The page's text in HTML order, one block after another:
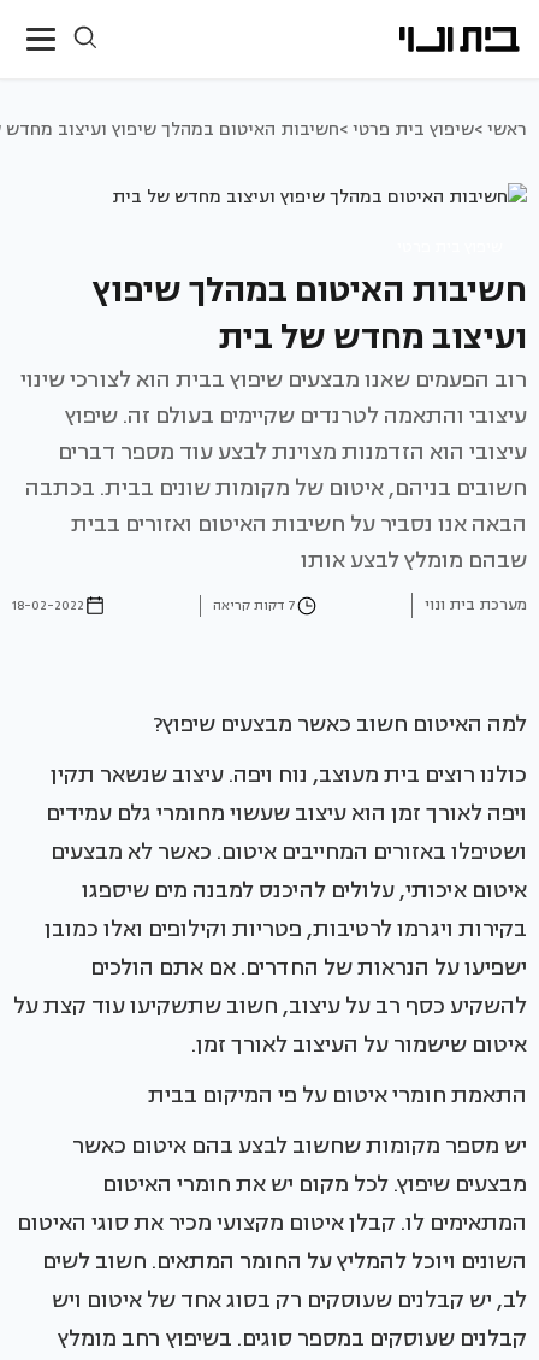
ראשי >שיפוץ בית פרטי >חשיבות האיטום במהלך שיפוץ ועיצוב
חשיבות האיטום במהלך שיפוץ
ועיצוב מחדש של בית
רוב הפעמים שאנו מבצעים שיפוץ בבית הוא לצורכי שינוי
עיצובי והתאמה לטרנדים שקיימים בעולם זה. שיפוץ
עיצובי הוא הזדמנות מצוינת לבצע עוד מספר דברים
חשובים בניהם, איטום של מקומות שונים בבית. בכתבה
הבאה אנו נסביר על חשיבות האיטום ואזורים בבית
שבהם מומלץ לבצע אותו
מערכת בית ונוי 7 דקות קריאה 18-02-2022
למה האיטום חשוב כאשר מבצעים שיפוץ?
כולנו רוצים בית מעוצב, נוח ויפה. עיצוב שנשאר תקין
ויפה לאורך זמן הוא עיצוב שעשוי מחומרי גלם עמידים
ושטיפלו באזורים המחייבים איטום. כאשר לא מבצעים
איטום איכותי, עלולים להיכנס למבנה מים שיספגו
בקירות ויגרמו לרטיבות, פטריות וקילופים ואלו כמובן
ישפיעו על הנראות של החדרים. אם אתם הולכים
להשקיע כסף רב על עיצוב, חשוב שתשקיעו עוד קצת על
איטום שישמור על העיצוב לאורך זמן.
התאמת חומרי איטום על פי המיקום בבית
יש מספר מקומות שחשוב לבצע בהם איטום כאשר
מבצעים שיפוץ. לכל מקום יש את חומרי האיטום
המתאימים לו. קבלן איטום מקצועי מכיר את סוגי האיטום
השונים ויוכל להמליץ על החומר המתאים. חשוב לשים
לב, יש קבלנים שעוסקים רק בסוג אחד של איטום ויש
קבלנים שעוסקים במספר סוגים. בשיפוץ רחב מומלץ